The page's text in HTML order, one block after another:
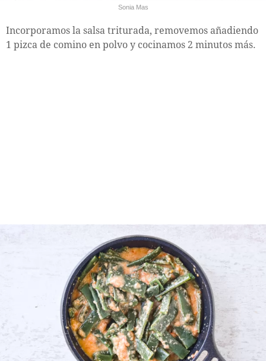
Sonia Mas
Incorporamos la salsa triturada, removemos añadiendo
1 pizca de comino en polvo y cocinamos 2 minutos más.